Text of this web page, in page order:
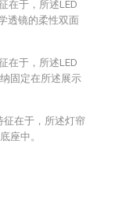
在于，所述LED
透镜的柔性双面
在于，所述LED
固定在所述展示
征在于，所述灯帘
座中。